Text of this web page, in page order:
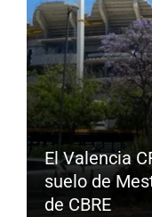
El Valencia
suelo de
de CBRE